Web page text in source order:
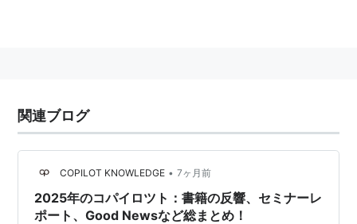
関連ブログ
COPILOT KNOWLEDGE • 7ヶ月前
2025年のコパイロツト：書籍の反響、セミナーレ
ポート、Good Newsなど総まとめ！